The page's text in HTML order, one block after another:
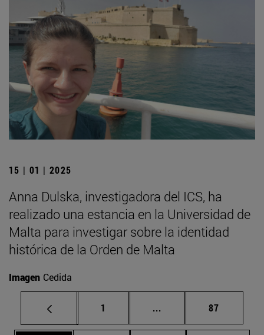
15 | 01 | 2025
Anna Dulska, investigadora del ICS, ha
realizado una estancia en la Universidad de
Malta para investigar sobre la identidad
histórica de la Orden de Malta
Imagen Cedida
Página
1 ... Páginas intermedias
Página
87